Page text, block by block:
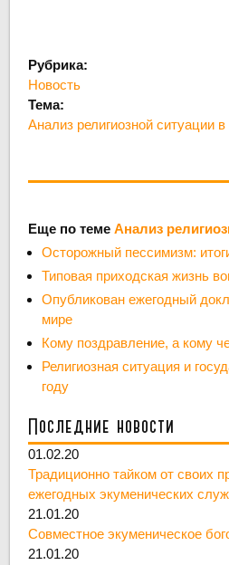
Рубрика:
Новость
Тема:
Анализ религиозной ситуации
Еще по темеАнализ
Осторожный пессимизм:
Типовая приходская жизнь
Опубликован ежегодный
мире
Кому поздравление, а кому
Религиозная ситуация и
году
Последние новости
01.02.20
Традиционно тайком от своих
ежегодных экуменических
21.01.20
Совместное экуменическое
21.01.20